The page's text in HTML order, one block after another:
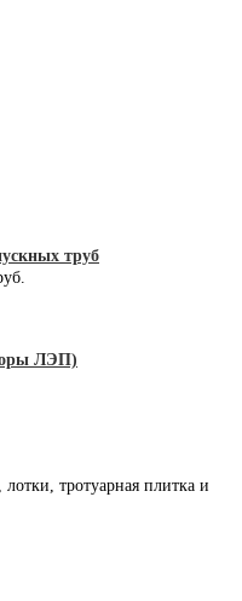
труб
ЛЭП)
тротуарная плитка и